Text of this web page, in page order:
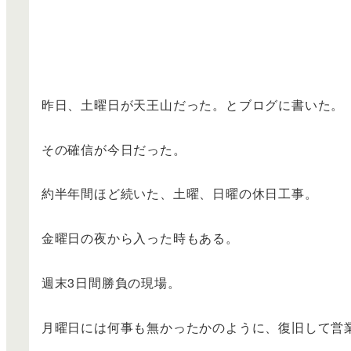
昨日、土曜日が天王山だった。とブログに書いた。
その確信が今日だった。
約半年間ほど続いた、土曜、日曜の休日工事。
金曜日の夜から入った時もある。
週末3日間勝負の現場。
月曜日には何事も無かったかのように、復旧して営